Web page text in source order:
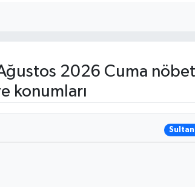
2026 Cuma
konumları